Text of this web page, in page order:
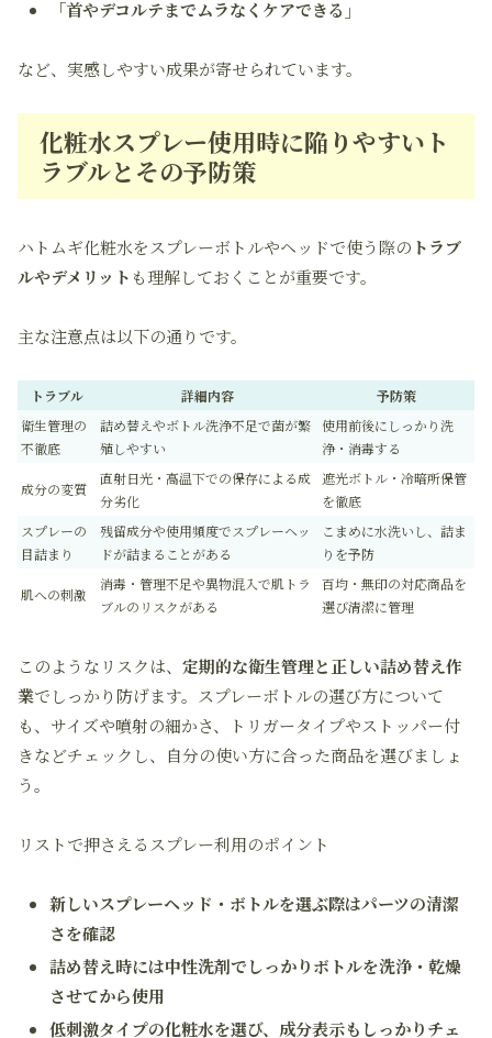
「首やデコルテまでムラなくケアできる」
など、実感しやすい成果が寄せられています。
化粧水スプレー使用時に陥りやすいト
ラブルとその予防策
ハトムギ化粧水をスプレーボトルやヘッドで使う際の トラブ
ルやデメリット も理解しておくことが重要です。
主な注意点は以下の通りです。
トラブル 詳細内容
予防策
衛生管理の
不徹底
詰め替えやボトル洗浄不足で菌が繁
殖しやすい
使用前後にしっかり洗
浄・消毒する
成分の変質
直射日光・高温下での保存による成
分劣化
遮光ボトル・冷暗所保管
を徹底
スプレーの
目詰まり
残留成分や使用頻度でスプレーヘッ
ドが詰まることがある
こまめに水洗いし、詰ま
りを予防
肌への刺激
消毒・管理不足や異物混入で肌トラ
ブルのリスクがある
百均・無印の対応商品を
選び清潔に管理
このようなリスクは、 定期的な衛生管理と正しい詰め替え作
業でしっかり防げます。スプレーボトルの選び方について
も、サイズや噴射の細かさ、トリガータイプやストッパー付
きなどチェックし、自分の使い方に合った商品を選びましょ
う。
リストで押さえるスプレー利用のポイント
新しいスプレーヘッド・ボトルを選ぶ際はパーツの清潔
さを確認
詰め替え時には中性洗剤でしっかりボトルを洗浄・乾燥
させてから使用
低刺激タイプの化粧水を選び、成分表示もしっかりチェ